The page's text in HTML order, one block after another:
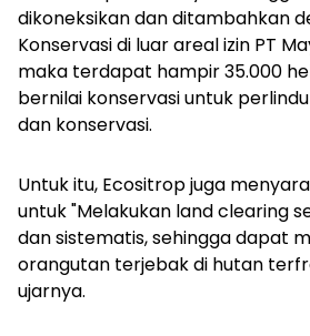
dikoneksikan dan ditambahkan
Konservasi di luar areal izin PT
maka terdapat hampir 35.000
bernilai konservasi untuk
dan konservasi.
Untuk itu, Ecositrop juga
untuk "Melakukan land clearing
dan sistematis, sehingga dapat
orangutan terjebak di hutan
ujarnya.